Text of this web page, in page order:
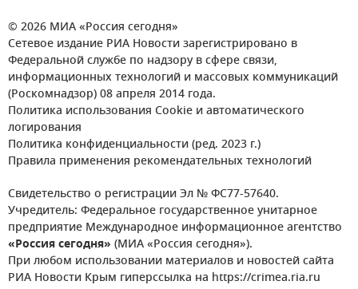
© 2026 МИА «Россия сегодня»
Сетевое издание РИА Новости зарегистрировано в
Федеральной службе по надзору в сфере связи,
информационных технологий и массовых коммуникаций
(Роскомнадзор) 08 апреля 2014 года.
Политика использования Cookie и автоматического
логирования
Политика конфиденциальности (ред. 2023 г.)
Правила применения рекомендательных технологий
Свидетельство о регистрации Эл № ФС77-57640.
Учредитель: Федеральное государственное унитарное
предприятие Международное информационное агентство
«Россия сегодня» (МИА «Россия сегодня»).
При любом использовании материалов и новостей сайта
РИА Новости Крым гиперссылка на https://crimea.ria.ru